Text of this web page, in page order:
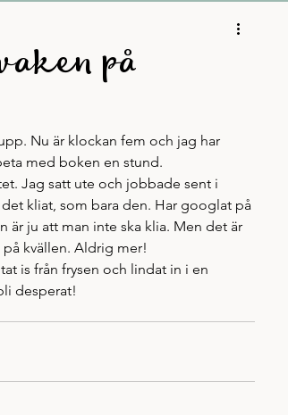
Skrivskola
på
Nu är klockan fem och jag har
med boken en stund.
Jag satt ute och jobbade sent i
kliat, som bara den. Har googlat på
är ju att man inte ska klia. Men det är
på kvällen. Aldrig mer!
is från frysen och lindat in i en
desperat!